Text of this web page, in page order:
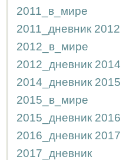
2011_в_мире
2011_дневник 2012
2012_в_мире
2012_дневник 2014
2014_дневник 2015
2015_в_мире
2015_дневник 2016
2016_дневник 2017
2017_дневник